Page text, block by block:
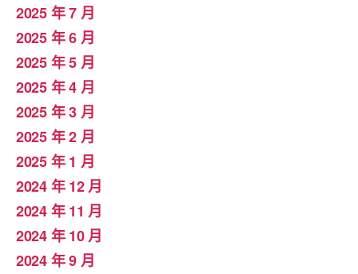
2025 年 7 月
2025 年 6 月
2025 年 5 月
2025 年 4 月
2025 年 3 月
2025 年 2 月
2025 年 1 月
2024 年 12 月
2024 年 11 月
2024 年 10 月
2024 年 9 月